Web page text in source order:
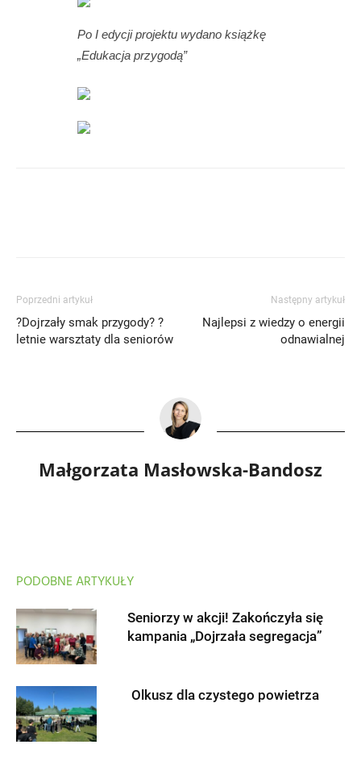
Po I edycji projektu wydano książkę
„Edukacja przygodą”
Poprzedni artykuł
?Dojrzały smak przygody? ?
letnie warsztaty dla seniorów
Następny artykuł
Najlepsi z wiedzy o energii
odnawialnej
Małgorzata Masłowska-Bandosz
PODOBNE ARTYKUŁY
Seniorzy w akcji! Zakończyła się
kampania „Dojrzała segregacja”
Olkusz dla czystego powietrza